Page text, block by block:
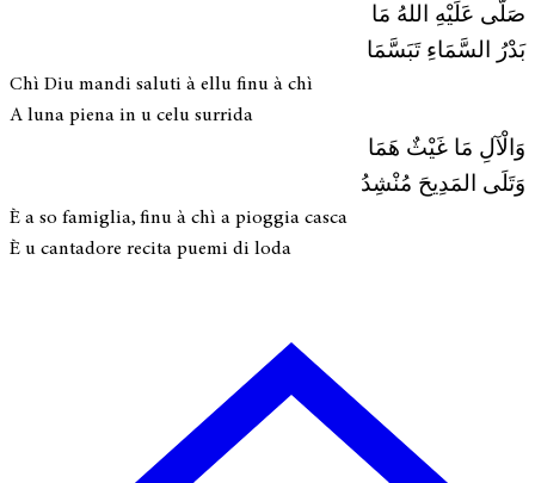
صَلَّى عَلَيْهِ اللهُ مَا
بَدْرُ السَّمَاءِ تَبَسَّمَا
Chì Diu mandi saluti à ellu finu à chì
A luna piena in u celu surrida
وَالْآلِ مَا غَيْثٌ هَمَا
وَتَلَى المَدِيحَ مُنْشِدُ
È a so famiglia, finu à chì a pioggia casca
È u cantadore recita puemi di loda